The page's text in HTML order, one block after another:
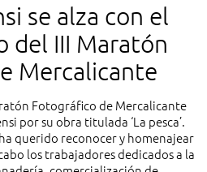
se alza con el
del III Maratón
Mercalicante
Fotográfico de Mercalicante
por su obra titulada ‘La pesca’.
querido reconocer y homenajear
los trabajadores dedicados a la